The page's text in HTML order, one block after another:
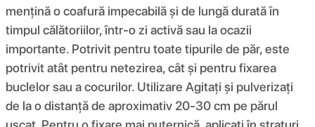
mențină o coafură impecabilă și de lungă durată în
timpul călătoriilor, într-o zi activă sau la ocazii
importante. Potrivit pentru toate tipurile de păr, este
potrivit atât pentru netezirea, cât și pentru fixarea
buclelor sau a cocurilor. Utilizare Agitați și pulverizați
de la o distanță de aproximativ 20-30 cm pe părul